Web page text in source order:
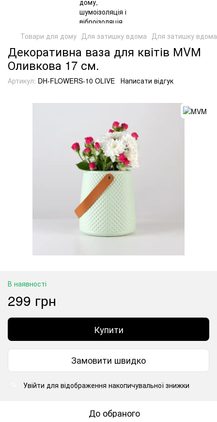
Товари для дому Для затишку вдома Для затишку
Декоративна ваза для квітів МVМ
Оливкова 17 см.
Артикул: DH-FLOWERS-10 OLIVE Написати відгук
В наявності
299 грн
Купити
Замовити швидко
Увійти для відображення накопичувальної знижки
До обраного